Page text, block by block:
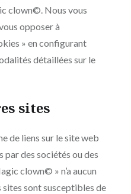
clown©. Nous vous
opposer à
» en configurant
détaillées sur le
sites
de liens sur le site web
des sociétés ou des
clown© » n’a aucun
sites sont susceptibles de